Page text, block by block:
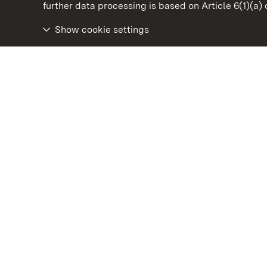
further data processing is based on Article 6(1)(a)
Show cookie settings
State Palaces and Gardens of Baden-